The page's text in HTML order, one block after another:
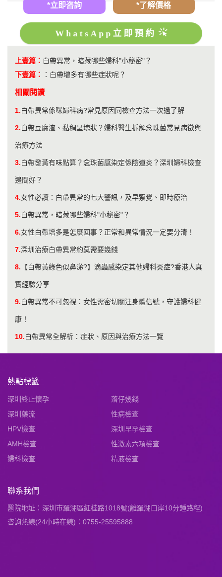
*立即咨詢 *了解價格
WhatsApp立即預約
上壹篇： 白帶異常，暗藏哪些婦科"小秘密"？
下壹篇：
： 白帶增多有哪些症狀呢？
相關閱讀
1.白帶異常係咪婦科病?常見原因同檢查方法一次過了解
2.白帶豆腐渣、黏稠呈塊狀？婦科醫生拆解念珠菌常見病徵與
治療方法
3.白帶發黃有味點算？念珠菌感染定係陰道炎？深圳婦科檢查
邊間好？
4.女性必讀：白帶異常的七大警訊，及早察覺、即時療治
5.白帶異常，暗藏哪些婦科"小秘密"？
6.​女性白帶增多是怎麼回事？正常和異常情況一定要分清！
7.深圳治療白帶異常約莫需要幾錢
8. 【白帶黃綠色似鼻涕?】滴蟲感染定其他婦科炎症?香港人真
實經驗分享
9.白帶異常不可忽視：女性需密切關注身體信號，守護婦科健
康！
10.白帶異常全解析：症狀、原因與治療方法一覽
熱點標籤
深圳終止懷孕
落仔幾錢
深圳藥流
性病檢查
HPV檢查
深圳早孕檢查
AMH檢查
性激素六項檢查
婦科檢查
精液檢查
聯系我們
醫院地址：深圳市羅湖區紅桂路1018號(離羅湖口岸10分鍾路程)
咨詢熱線(24小時在線)：0755-25595888